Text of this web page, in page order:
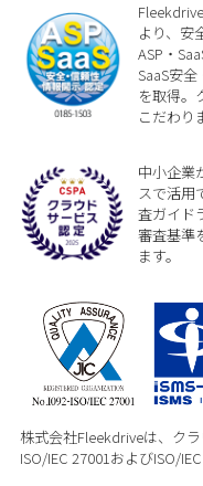
より、安
ASP・
SaaS安
を取得。
こだわり
中小企業
スで活用
査ガイド
審査基準
ます。
株式会社Fleekdriveは、ク
ISO/IEC 27001およびISO/